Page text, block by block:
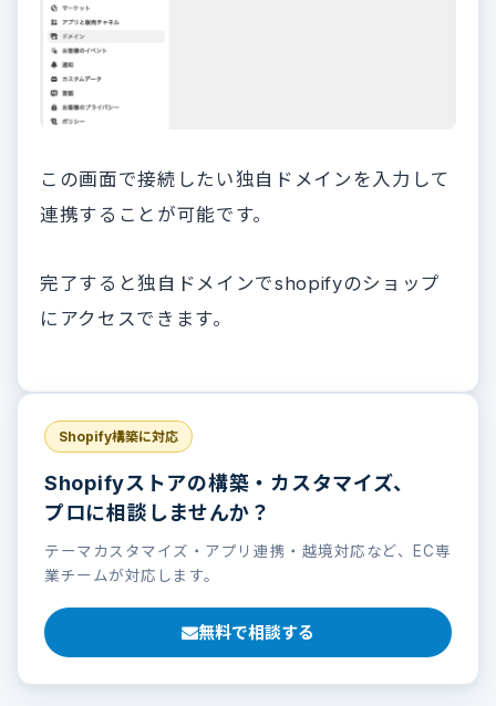
この画面で接続したい独自ドメインを入力して
連携することが可能です。
完了すると独自ドメインでshopifyのショップ
にアクセスできます。
Shopify構築に対応
Shopifyストアの構築・カスタマイズ、
プロに相談しませんか？
テーマカスタマイズ・アプリ連携・越境対応など、EC専
業チームが対応します。
無料で相談する